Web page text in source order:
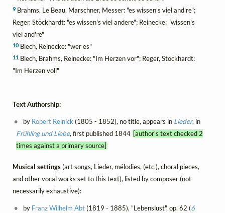
9 Brahms, Le Beau, Marschner, Messer: "es wissen's viel and're";
Reger, Stöckhardt: "es wissen's viel andere"; Reinecke: "wissen's
viel and're"
10 Blech, Reinecke: "wer es"
11 Blech, Brahms, Reinecke: "Im Herzen vor"; Reger, Stöckhardt:
"Im Herzen voll"
Text Authorship:
by Robert Reinick (1805 - 1852), no title, appears in Lieder, in
Frühling und Liebe, first published 1844 [author's text checked 2
times against a primary source]
Musical settings(art songs, Lieder, mélodies, (etc.), choral pieces,
and other vocal works set to this text), listed by composer (not
necessarily exhaustive):
by Franz Wilhelm Abt(1819 - 1885), "Lebenslust", op. 62 (6